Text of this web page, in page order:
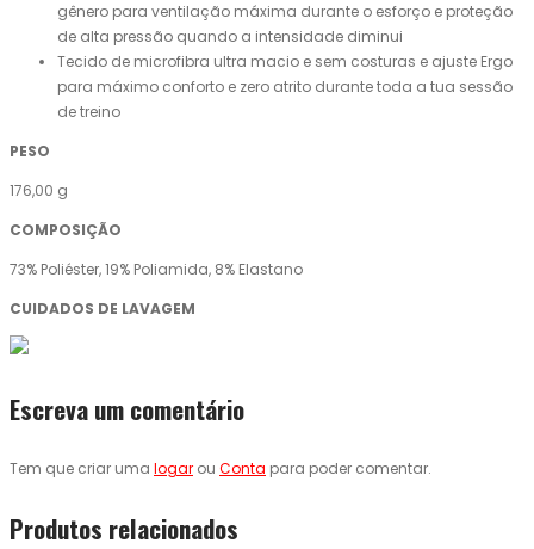
gênero para ventilação máxima durante o esforço e proteção
de alta pressão quando a intensidade diminui
Tecido de microfibra ultra macio e sem costuras e ajuste Ergo
para máximo conforto e zero atrito durante toda a tua sessão
de treino
PESO
176,00 g
COMPOSIÇÃO
73% Poliéster, 19% Poliamida, 8% Elastano
CUIDADOS DE LAVAGEM
Escreva um comentário
Tem que criar uma logar ou Conta para poder comentar.
Produtos relacionados